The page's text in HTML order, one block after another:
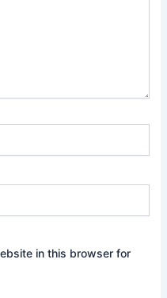
in this browser for